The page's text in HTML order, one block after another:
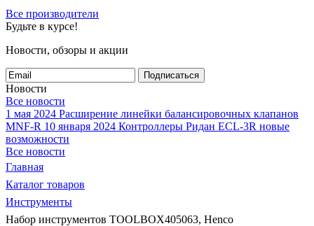
Все производители
Будьте в курсе!
Новости, обзоры и акции
Подписаться
Новости
Все новости
1 мая 2024 Расширение линейки балансировочных клапанов
MNF-R 10 января 2024 Контроллеры Ридан ECL-3R новые
возможности
Все новости
Главная
Каталог товаров
Инструменты
Набор инструментов TOOLBOX405063, Henco